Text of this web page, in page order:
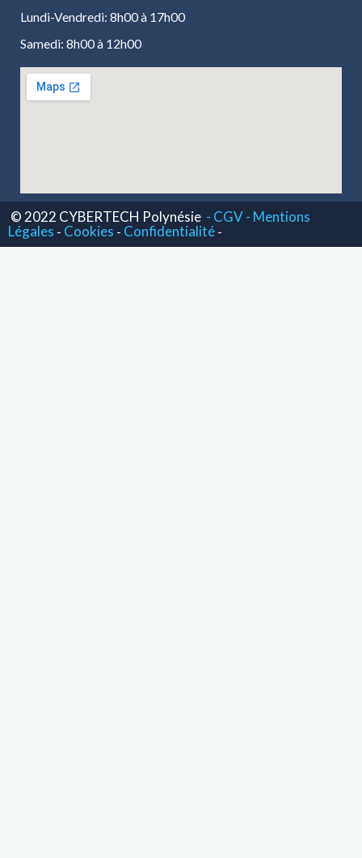
Lundi-Vendredi: 8h00 à 17h00
Samedi: 8h00 à 12h00
© 2022 CYBERTECH Polynésie - CGV - Mentions
Légales - Cookies - Confidentialité -